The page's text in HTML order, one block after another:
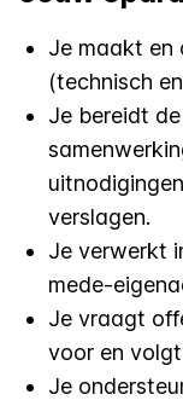
Je maakt en
(technisch
Je bereidt
verslagen.
Je verwerkt
mede-
Je vraagt
voor en
Je